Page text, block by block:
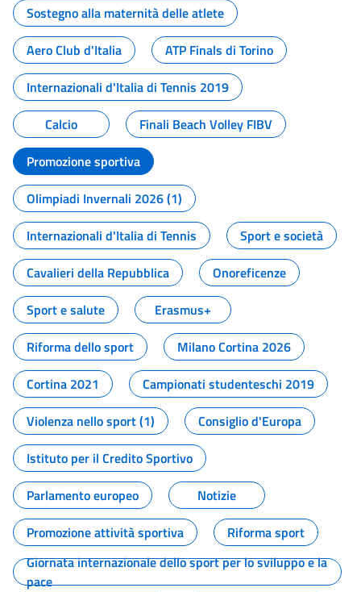
Sostegno alla maternità delle atlete
Aero Club d'Italia
ATP Finals di Torino
Internazionali d'Italia di Tennis 2019
Calcio
Finali Beach Volley FIBV
Promozione sportiva
Olimpiadi Invernali 2026 (1)
Internazionali d'Italia di Tennis
Sport e società
Cavalieri della Repubblica
Onoreficenze
Sport e salute
Erasmus+
Riforma dello sport
Milano Cortina 2026
Cortina 2021
Campionati studenteschi 2019
Violenza nello sport (1)
Consiglio d'Europa
Istituto per il Credito Sportivo
Parlamento europeo
Notizie
Promozione attività sportiva
Riforma sport
Giornata internazionale dello sport per lo sviluppo e la
pace